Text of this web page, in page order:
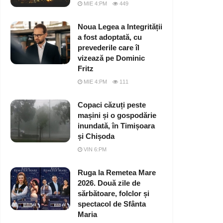
MIE 4:PM 449
Noua Legea a Integrității
a fost adoptată, cu
prevederile care îl
vizează pe Dominic
Fritz
MIE 4:PM 111
Copaci căzuți peste
mașini și o gospodărie
inundată, în Timișoara
și Chișoda
VIN 6:PM
Ruga la Remetea Mare
2026. Două zile de
sărbătoare, folclor și
spectacol de Sfânta
Maria